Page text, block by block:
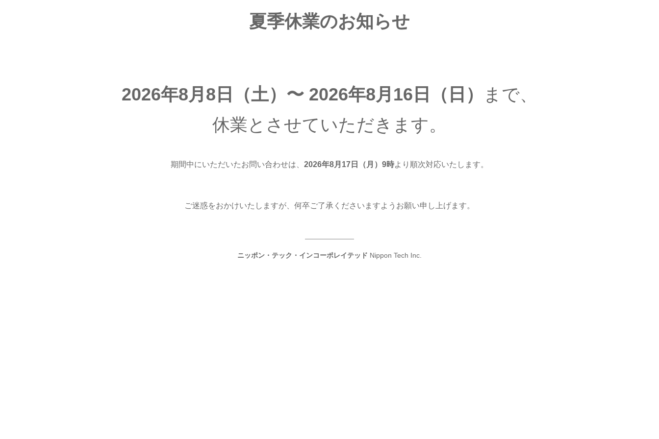
夏季休業のお知らせ
2026年8月8日（土）〜 2026年8月16日（日）
まで、
休業とさせていただきます。
期間中にいただいたお問い合わせは、 2026年8月17日（月 ）9時より順次対応いたします。
ご迷惑をおかけいたしますが、何卒ご了承くださいますようお願い申し上げます。
ニッポン・テック・インコーポレイテッド Nippon Tech Inc.